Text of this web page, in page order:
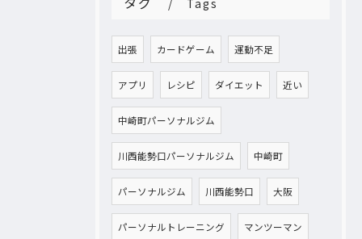
出張 カードゲーム 運動不足
アプリ レシピ ダイエット 近い
中崎町パーソナルジム
川西能勢口パーソナルジム 中崎町
パーソナルジム 川西能勢口 大阪
パーソナルトレーニング マンツーマン